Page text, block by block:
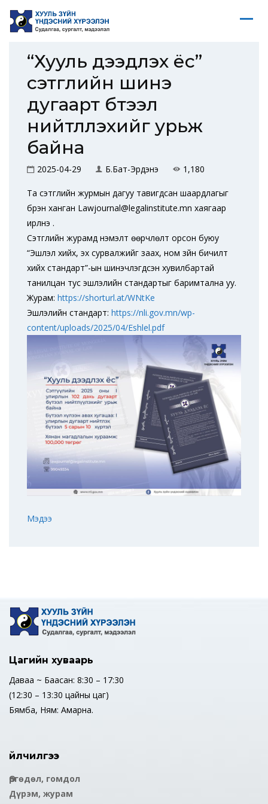
“Хууль дээдлэх ёс”
сэтгүүлийн шинэ
дугаарт бүтээл
нийтлүүлэхийг урьж
байна
2025-04-29 Б.Бат-Эрдэнэ 1,180
Та сэтгүүлийн журмын дагуу тавигдсан шаардлагыг
бүрэн ханган Lawjournal@legalinstitute.mn хаягаар
ирүүлнэ үү.
Сэтгүүлийн журамд нэмэлт өөрчлөлт орсон буюу
“Эшлэл хийх, эх сурвалжийг заах, ном зүйн бичилт
хийх стандарт”-ын шинэчлэгдсэн хувилбартай
танилцан тус эшлэлийн стандартыг баримтална уу.
Журам: https://shorturl.at/WNtKe
Эшлэлийн стандарт: https://nli.gov.mn/wp-
content/uploads/2025/04/Eshlel.pdf
Мэдээ
Цагийн хуваарь
Даваа ~ Баасан: 8:30 – 17:30
(12:30 – 13:30 цайны цаг)
Бямба, Ням: Амарна.
Үйлчилгээ
Өргөдөл, гомдол
Дүрэм, журам